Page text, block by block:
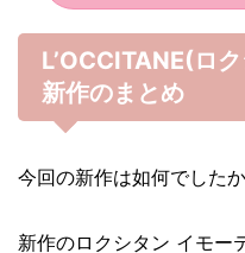
L’OCCITANE(ロ
新作のまとめ
今回の新作は如何でした
新作のロクシタン イモー